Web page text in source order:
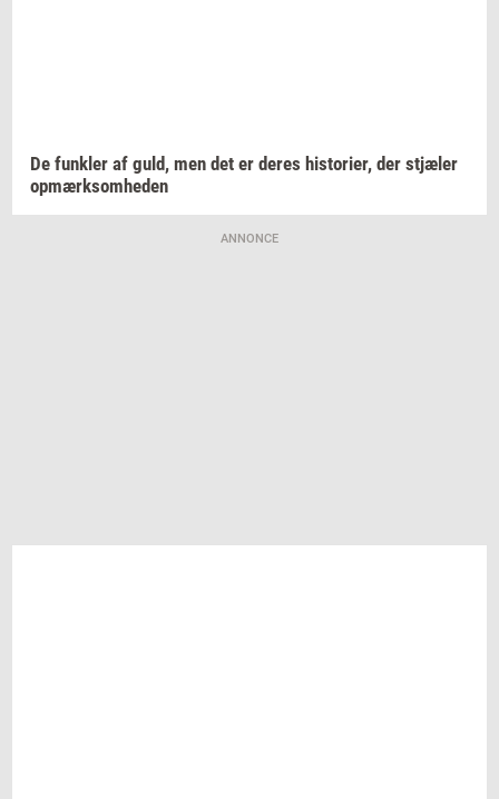
De funk­ler af guld, men det er deres hi­sto­ri­er, der stjæ­ler
op­mærk­som­he­den
ANNONCE